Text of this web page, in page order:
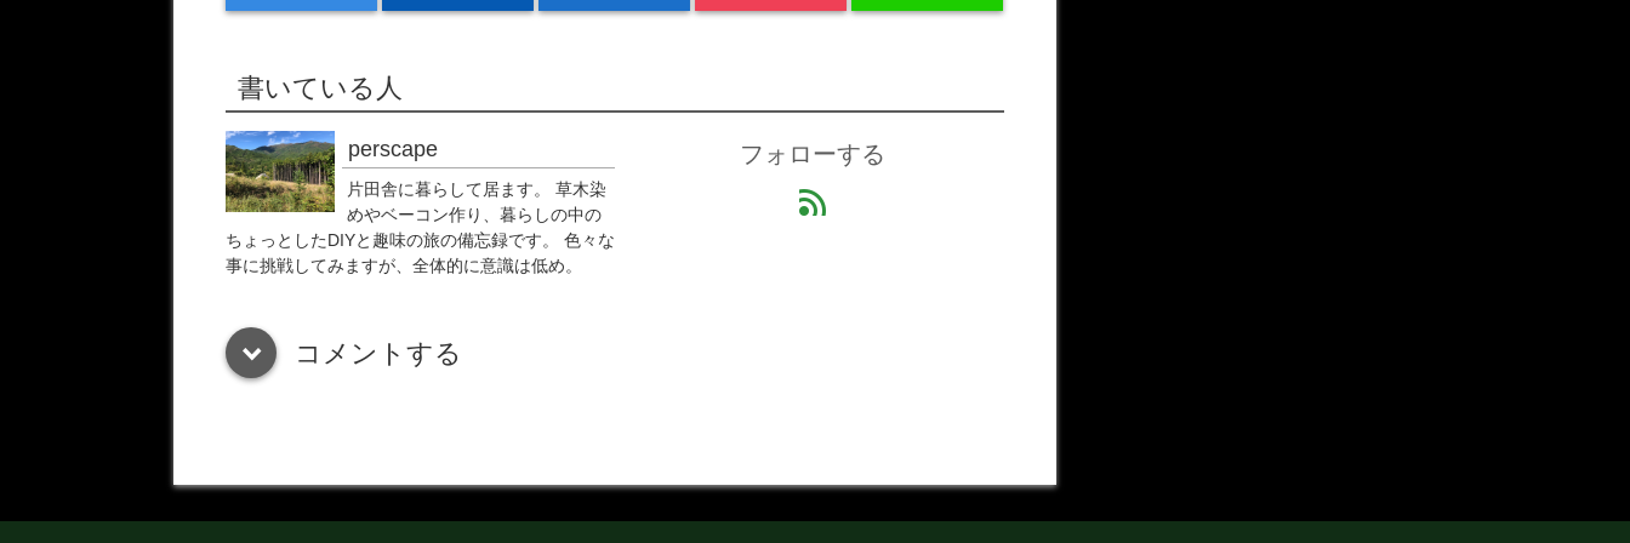
書いている人
perscape
片田舎に暮らして居ます。 草木染
めやベーコン作り、暮らしの中の
ちょっとしたDIYと趣味の旅の備忘録です。 色々な
事に挑戦してみますが、全体的に意識は低め。
フォローする
feed
down コメントする